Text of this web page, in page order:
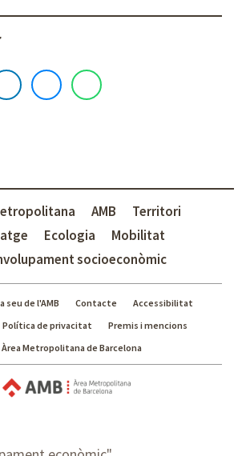
AMB
Territori
Ecologia
Mobilitat
socioeconòmic
seu de l'AMB Contacte
Accessibilitat
Política de privacitat
Premis i mencions
Metropolitana de Barcelona